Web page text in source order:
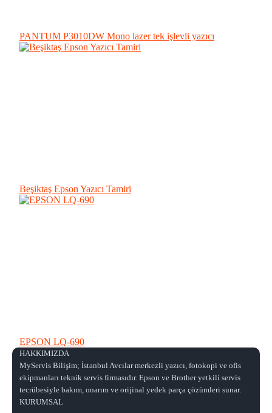
PANTUM P3010DW Mono lazer tek işlevli yazıcı
Beşiktaş Epson Yazıcı Tamiri
EPSON LQ-690
HAKKIMIZDA
MyServis Bilişim; İstanbul Avcılar merkezli yazıcı, fotokopi ve ofis
ekipmanları teknik servis firmasıdır. Epson ve Brother yetkili servis
tecrübesiyle bakım, onarım ve orijinal yedek parça çözümleri sunar.
KURUMSAL